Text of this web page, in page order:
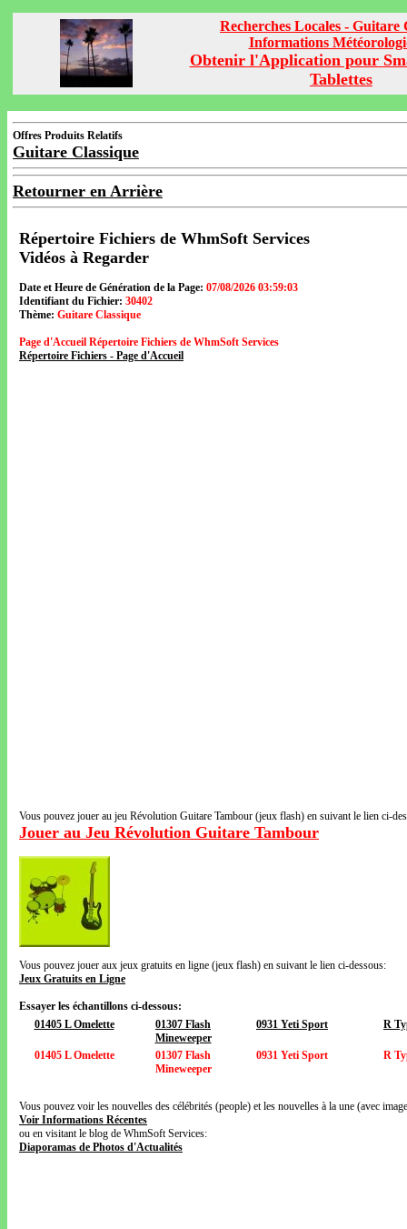
Recherches Locales - Guitare
Informations
Obtenir l'Application pour
Tablettes
Offres Produits Relatifs
Guitare Classique
Retourner en Arrière
Répertoire Fichiers de WhmSoft Services
Vidéos à Regarder
Date et Heure de Génération de la Page: 07/08/2026 03:59:03
Identifiant du Fichier: 30402
Thème: Guitare Classique
Page d'Accueil Répertoire Fichiers de WhmSoft Services
Répertoire Fichiers - Page d'Accueil
Vous pouvez jouer au jeu Révolution Guitare Tambour (jeux flash) en suivant le lien ci-
Jouer au Jeu Révolution Guitare Tambour
Vous pouvez jouer aux jeux gratuits en ligne (jeux flash) en suivant le lien ci-dessous:
Jeux Gratuits en Ligne
Essayer les échantillons ci-dessous:
01405 L Omelette
01307 Flash
Mineweeper
0931 Yeti Sport R
01405 L Omelette
01307 Flash
Mineweeper
0931 Yeti Sport R
Vous pouvez voir les nouvelles des célébrités (people) et les nouvelles à la une (avec
Voir Informations Récentes
ou en visitant le blog de WhmSoft Services:
Diaporamas de Photos d'Actualités